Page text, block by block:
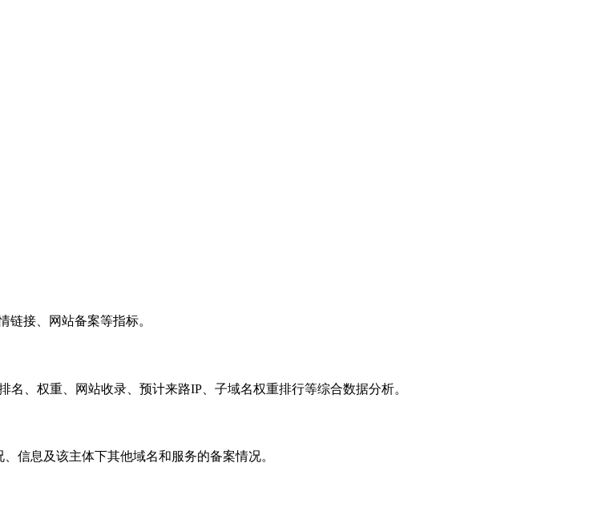
链接、网站备案等指标。
、权重、网站收录、预计来路IP、子域名权重排行等综合数据分析。
信息及该主体下其他域名和服务的备案情况。